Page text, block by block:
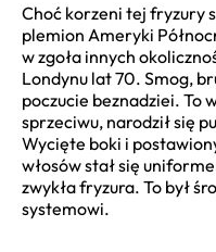
Choć korzeni tej fryzury
plemion Ameryki
w zgoła innych
Londynu lat 70. Smog,
poczucie beznadziei. To
sprzeciwu, narodził się
Wycięte boki i
włosów stał się
zwykła fryzura. To był
systemowi.